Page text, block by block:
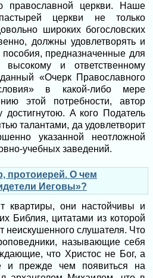
православной церкви. Наше
церкви не только
широких богословских
должны удовлетворять и
предназначенные для
и ответственному
«Очерк Православного
в какой-либо мере
этой потребности, автор
Α кого Податель
талантами, да удовлетворит
указанной неотложной
учебных заведений.
протоиерей. О чем
Иеговы»?
квартиры, они настойчивы и
Библия, цитатами из которой
неискушенного слушателя. Что
называющие себя
что Христос не Бог, а
и прежде чем появиться на